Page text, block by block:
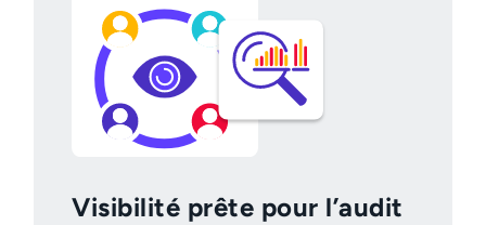
Visibilité prête pour l’audit